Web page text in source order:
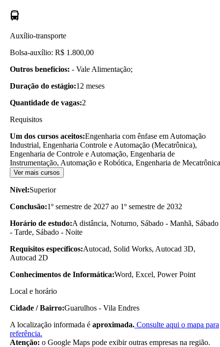
Auxílio-transporte
Bolsa-auxílio: R$ 1.800,00
Outros benefícios: - Vale Alimentação;
Duração do estágio:12 meses
Quantidade de vagas:2
Requisitos
Um dos cursos aceitos:Engenharia com ênfase em Automação
Industrial, Engenharia Controle e Automação (Mecatrônica),
Engenharia de Controle e Automação, Engenharia de
Instrumentação, Automação e Robótica, Engenharia de Mecatrônica
Ver mais cursos
Nível:Superior
Conclusão:1º semestre de 2027 ao 1º semestre de 2032
Horário de estudo:A distância, Noturno, Sábado - Manhã, Sábado
- Tarde, Sábado - Noite
Requisitos específicos:Autocad, Solid Works, Autocad 3D,
Autocad 2D
Conhecimentos de Informática:Word, Excel, Power Point
Local e horário
Cidade / Bairro:Guarulhos - Vila Endres
A localização informada é aproximada. Consulte aqui o mapa para
referência.
Atenção: o Google Maps pode exibir outras empresas na região.